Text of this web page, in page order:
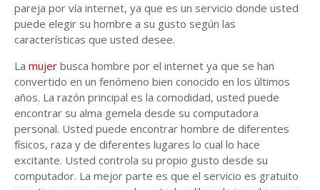
pareja por vía internet, ya que es un servicio donde usted
puede elegir su hombre a su gusto según las
características que usted desee.
La mujer busca hombre por el internet ya que se han
convertido en un fenómeno bien conocido en los últimos
años. La razón principal es la comodidad, usted puede
encontrar su alma gemela desde su computadora
personal. Usted puede encontrar hombre de diferentes
físicos, raza y de diferentes lugares lo cual lo hace
excitante. Usted controla su propio gusto desde su
computador. La mejor parte es que el servicio es gratuito